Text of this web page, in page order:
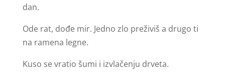
dan.
Ode rat, dođe mir. Jedno zlo preživiš a drugo ti
na ramena legne.
Kuso se vratio šumi i izvlačenju drveta.